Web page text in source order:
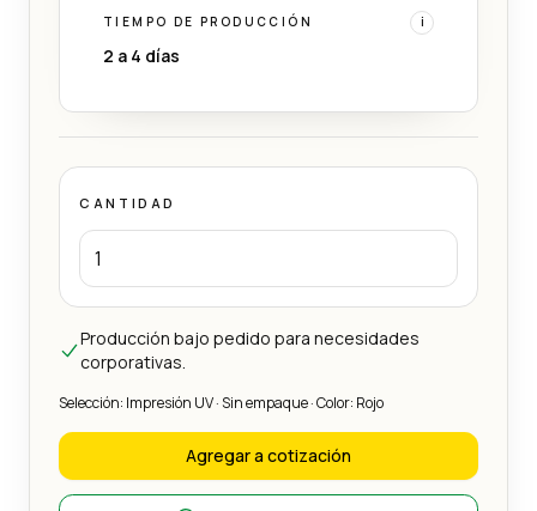
TIEMPO DE PRODUCCIÓN i
2 a 4 días
CANTIDAD
Producción bajo pedido para necesidades
corporativas.
Selección: Impresión UV · Sin empaque · Color: Rojo
Agregar a cotización